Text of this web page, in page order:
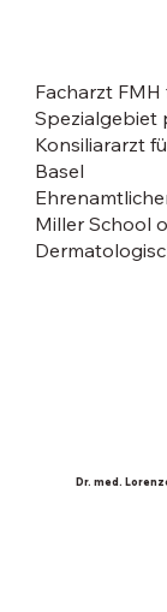
Facharzt
Spezialgebiet
Konsiliararzt
Basel
Miller School
Dr. med.